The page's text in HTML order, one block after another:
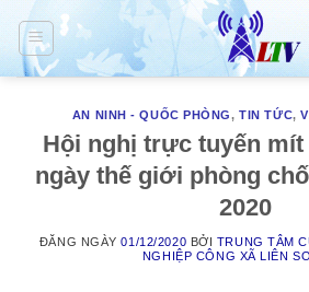
Skip
content
AN NINH - QUỐC PHÒNG,TIN TỨC,
Hội nghị trực tuyến
ngày thế giới phòng
2020
ĐĂNG NGÀY01/12/2020 BỞI TRUNG TÂM
NGHIỆP CÔNG XÃ LIÊN